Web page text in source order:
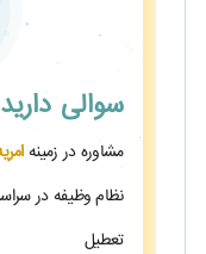
سوالی
مشاوره در زمینه
تعطیل